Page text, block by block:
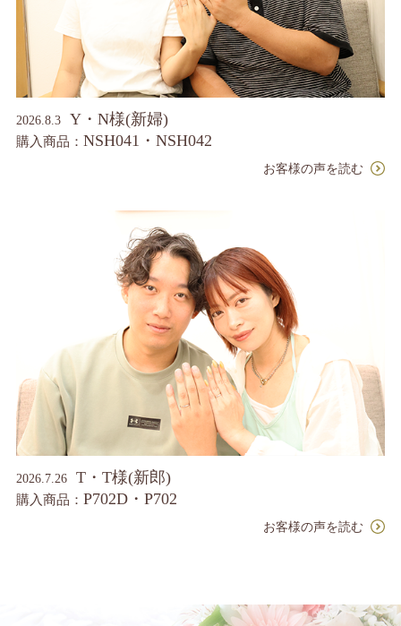
2026.8.3 Y・N様(新婦)
購入商品： NSH041・NSH042
お客様の声を読む
2026.7.26 T・T様(新郎)
購入商品： P702D・P702
お客様の声を読む